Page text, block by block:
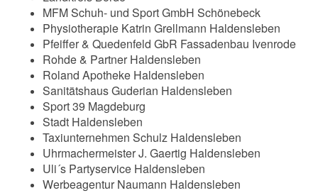
MFM Schuh- und Sport GmbH Schönebeck
Physiotherapie Katrin Grellmann Haldensleben
Pfeiffer & Quedenfeld GbR Fassadenbau Ivenrode
Rohde & Partner Haldensleben
Roland Apotheke Haldensleben
Sanitätshaus Guderian Haldensleben
Sport 39 Magdeburg
Stadt Haldensleben
Taxiunternehmen Schulz Haldensleben
Uhrmachermeister J. Gaertig Haldensleben
Uli´s Partyservice Haldensleben
Werbeagentur Naumann Haldensleben